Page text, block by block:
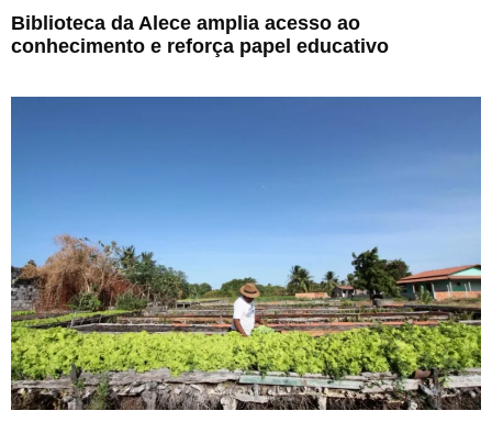
Biblioteca da Alece amplia acesso ao
conhecimento e reforça papel educativo